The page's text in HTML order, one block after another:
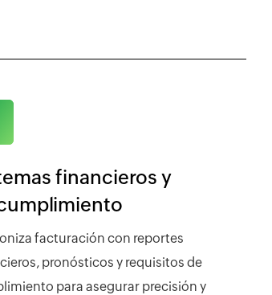
financieros y
facturación con reportes
pronósticos y requisitos de
para asegurar precisión y